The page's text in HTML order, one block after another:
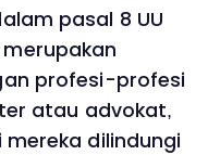
pasal 8 UU
profesi-profesi
atau advokat,
dilindungi